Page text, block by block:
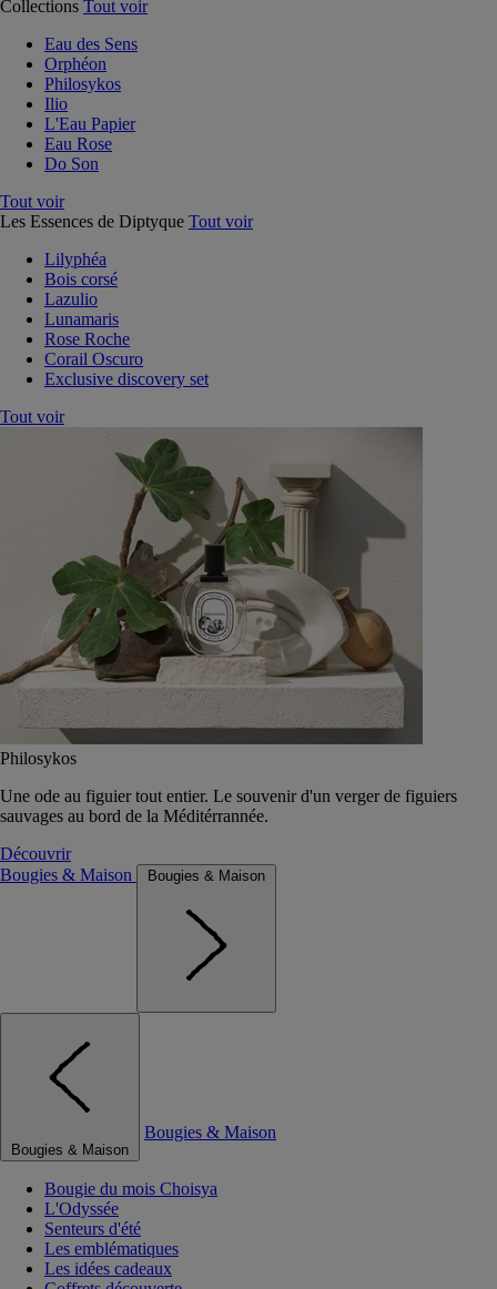
Collections Tout voir
Eau des Sens
Orphéon
Philosykos
Ilio
L'Eau Papier
Eau Rose
Do Son
Tout voir
Les Essences de Diptyque Tout voir
Lilyphéa
Bois corsé
Lazulio
Lunamaris
Rose Roche
Corail Oscuro
Exclusive discovery set
Tout voir
Philosykos
Une ode au figuier tout entier. Le souvenir d'un verger de figuiers
sauvages au bord de la Méditérrannée.
Découvrir
Bougies & Maison
Bougies & Maison
Bougies & Maison
Bougies & Maison
Bougie du mois Choisya
L'Odyssée
Senteurs d'été
Les emblématiques
Les idées cadeaux